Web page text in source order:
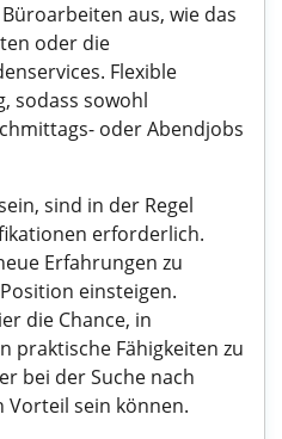
aus, wie das
oder die
Flexible
sodass sowohl
oder Abendjobs
sind in der Regel
erforderlich.
Erfahrungen zu
einsteigen.
die Chance, in
praktische Fähigkeiten zu
bei der Suche nach
Vorteil sein können.